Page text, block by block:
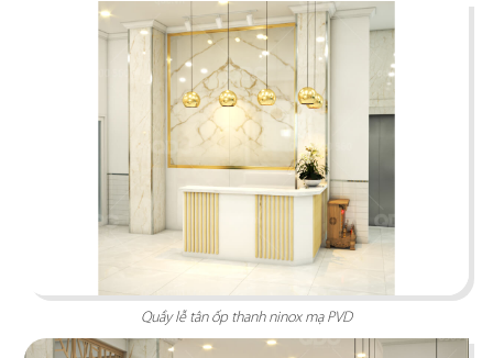
Chi tiết
Quầy lễ tân ốp thanh ninox mạ PVD